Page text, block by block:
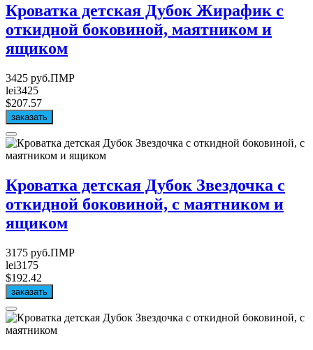
Кроватка детская Дубок Жирафик с
откидной боковиной, маятником и
ящиком
3425 руб.ПМР
lei3425
$207.57
заказать
Кроватка детская Дубок Звездочка с
откидной боковиной, с маятником и
ящиком
3175 руб.ПМР
lei3175
$192.42
заказать